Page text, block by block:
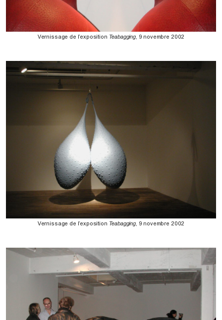
Vernissage de l’exposition Teabagging, 9 novembre 2002
Vernissage de l’exposition Teabagging, 9 novembre 2002